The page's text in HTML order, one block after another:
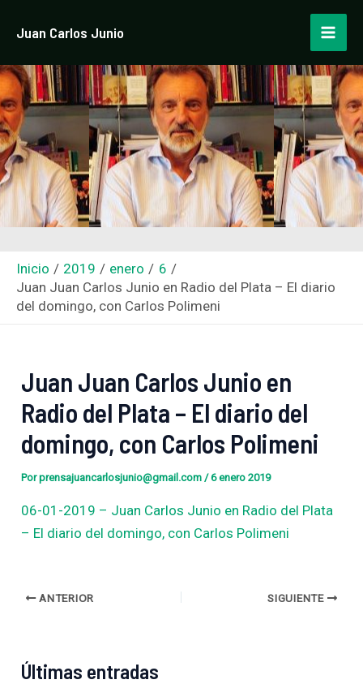
Juan Carlos Junio
Inicio 2019 enero
6
Juan Juan Carlos Junio en Radio del Plata – El diario
del domingo, con Carlos Polimeni
Juan Juan Carlos Junio en
Radio del Plata – El diario del
domingo, con Carlos Polimeni
Porprensajuancarlosjunio@gmail.com/6 enero 2019
06-01-2019 – Juan Carlos Junio en Radio del Plata
– El diario del domingo, con Carlos Polimeni
de
ANTERIOR SIGUIENTE
Últimas entradas